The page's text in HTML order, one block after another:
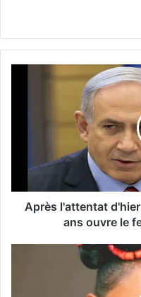
Après l'attentat
ans ouvre le